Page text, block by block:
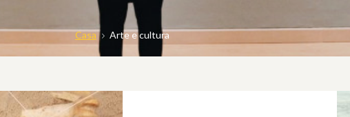
Casa Arte e cultura